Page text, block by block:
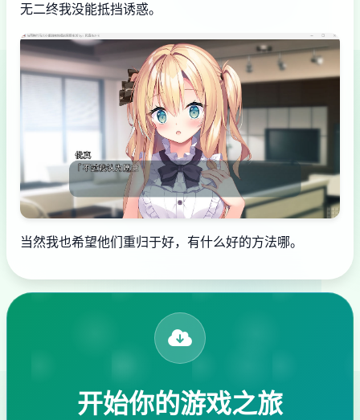
无二终我没能抵挡诱惑。
当然我也希望他们重归于好，有什么好的方法哪。
开始你的游戏之旅